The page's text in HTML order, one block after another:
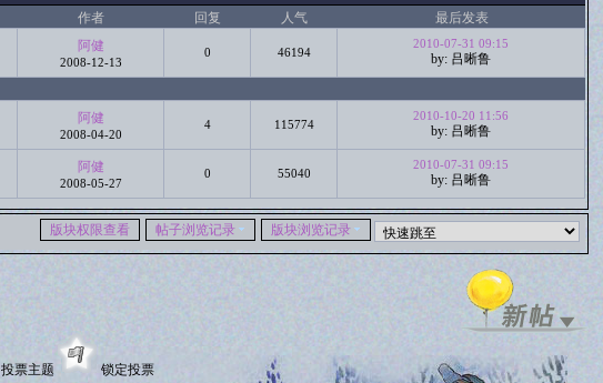
作者 回复 人气 最后发表
阿健
2008-12-13
0 46194
2010-07-31 09:15
by: 吕晰鲁
阿健
2008-04-20
4 115774
2010-10-20 11:56
by: 吕晰鲁
阿健
2008-05-27
0 55040
2010-07-31 09:15
by: 吕晰鲁
版块权限查看 帖子浏览记录 版块浏览记录
投票主题 锁定投票